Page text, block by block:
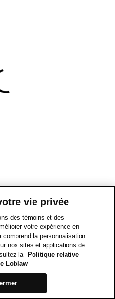
vie privée
des témoins et des
votre expérience en
la personnalisation
nos sites et applications de
la
Politique relative
Loblaw